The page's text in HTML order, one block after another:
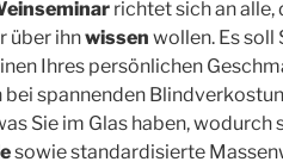
richtet sich an
über ihnwissen wollen. Es soll
Ihres persönlichen
bei spannenden
Sie im Glas haben, wodurch
sowie standardisierte